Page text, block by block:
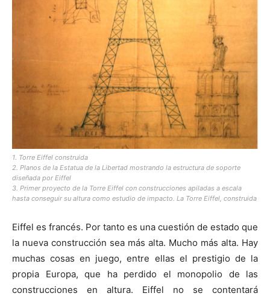
1. Torre Eiffel construida
2. Planos de la Estatua de la Libertad mostrando la estructura de soporte
diseñada por Eiffel
3. Primer proyecto de la Torre Eiffel con construcciones apiladas a escala
hasta conseguir su altura como estudio de impacto. La Torre Eiffel, construida
Eiffel es francés. Por tanto es una cuestión de estado que
la nueva construcción sea más alta. Mucho más alta. Hay
muchas cosas en juego, entre ellas el prestigio de la
propia Europa, que ha perdido el monopolio de las
construcciones en altura. Eiffel no se contentará